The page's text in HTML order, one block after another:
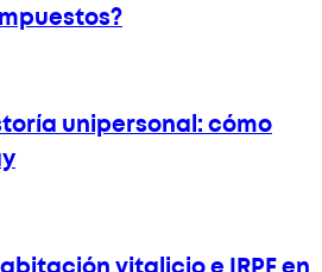
unipersonal: cómo